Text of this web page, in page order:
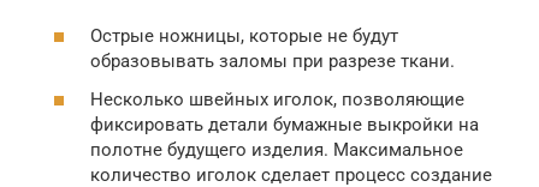
Острые ножницы, которые не будут
образовывать заломы при разрезе ткани.
Несколько швейных иголок, позволяющие
фиксировать детали бумажные выкройки на
полотне будущего изделия. Максимальное
количество иголок сделает процесс создание